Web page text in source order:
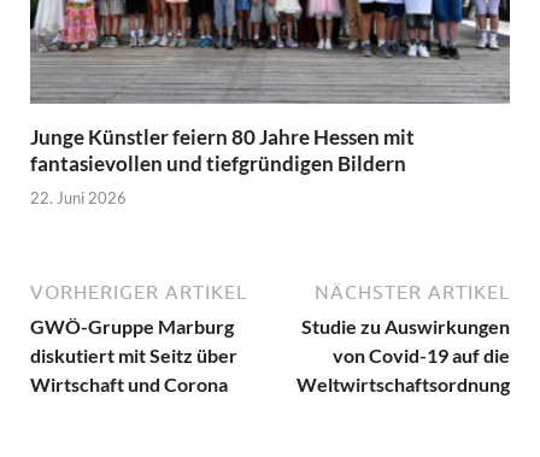
Junge Künstler feiern 80 Jahre Hessen mit
fantasievollen und tiefgründigen Bildern
22. Juni 2026
VORHERIGER ARTIKEL
GWÖ-Gruppe Marburg
diskutiert mit Seitz über
Wirtschaft und Corona
NÄCHSTER ARTIKEL
Studie zu Auswirkungen
von Covid-19 auf die
Weltwirtschaftsordnung